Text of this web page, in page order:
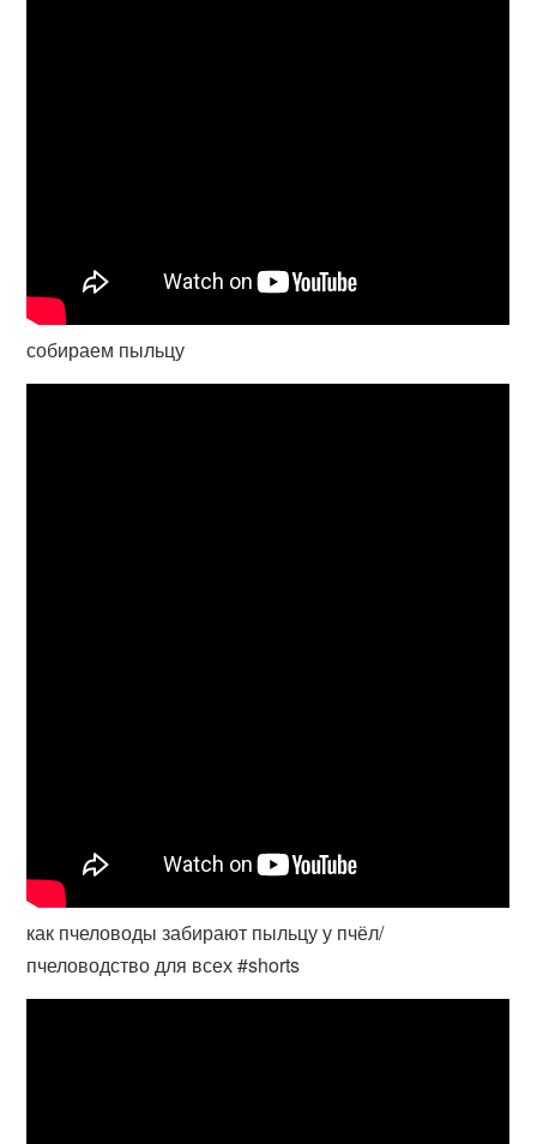
собираем пыльцу
как пчеловоды забирают пыльцу у пчёл/
пчеловодство для всех #shorts